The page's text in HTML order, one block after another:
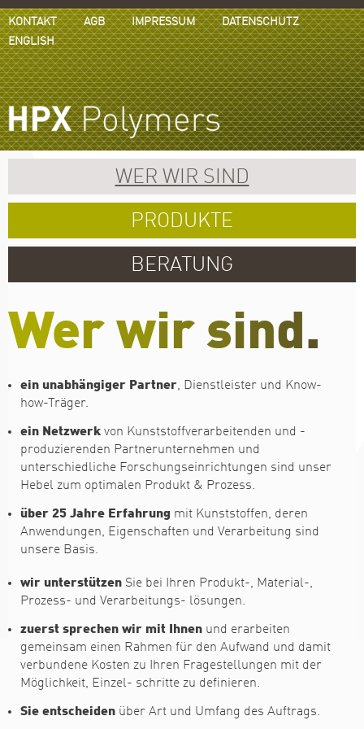
KONTAKT AGB IMPRESSUM
DATENSCHUTZ
ENGLISH
WER WIR SIND
PRODUKTE
BERATUNG
Wer wir sind.
ein unabhängiger Partner, Dienstleister und Know-
how-Träger.
ein Netzwerk von Kunststoffverarbeitenden und -
produzierenden Partnerunternehmen und
unterschiedliche Forschungseinrichtungen sind unser
Hebel zum optimalen Produkt & Prozess.
über 25 Jahre Erfahrung mit Kunststoffen, deren
Anwendungen, Eigenschaften und Verarbeitung sind
unsere Basis.
wir unterstützen Sie bei Ihren Produkt-, Material-,
Prozess- und Verarbeitungs- lösungen.
zuerst sprechen wir mit Ihnen und erarbeiten
gemeinsam einen Rahmen für den Aufwand und damit
verbundene Kosten zu Ihren Fragestellungen mit der
Möglichkeit, Einzel- schritte zu definieren.
Sie entscheiden über Art und Umfang des Auftrags.